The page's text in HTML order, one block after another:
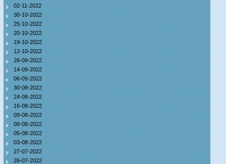
02-11-2022
30-10-2022
25-10-2022
20-10-2022
19-10-2022
12-10-2022
26-09-2022
14-09-2022
06-09-2022
30-08-2022
24-08-2022
16-08-2022
09-08-2022
08-08-2022
05-08-2022
03-08-2022
27-07-2022
26-07-2022